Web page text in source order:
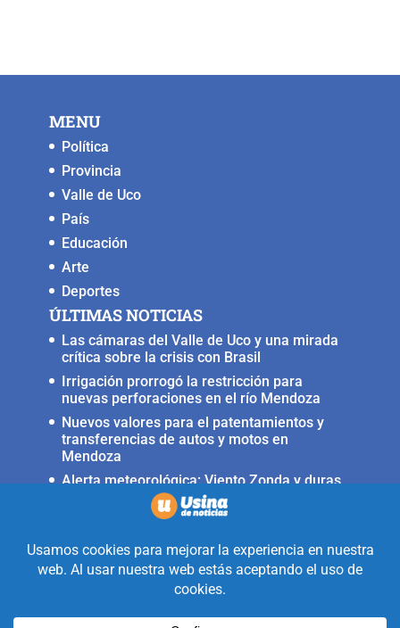
MENU
Política
Provincia
Valle de Uco
País
Educación
Arte
Deportes
ÚLTIMAS NOTICIAS
Las cámaras del Valle de Uco y una mirada
crítica sobre la crisis con Brasil
Irrigación prorrogó la restricción para
nuevas perforaciones en el río Mendoza
Nuevos valores para el patentamientos y
transferencias de autos y motos en
Mendoza
Alerta meteorológica: Viento Zonda y duras
condiciones en alta montaña
Fuerte terremoto muy cerca del Valle de
Realizado con la mirada equidistante de
alguien a quién solo le interesa
informar que ocurre en Valle de Uco.